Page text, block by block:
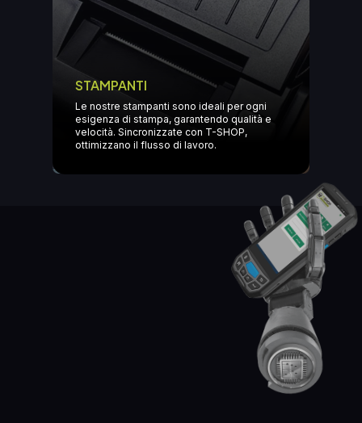
STAMPANTI
Le nostre stampanti sono ideali per ogni
esigenza di stampa, garantendo qualità e
velocità. Sincronizzate con T-SHOP,
ottimizzano il flusso di lavoro.